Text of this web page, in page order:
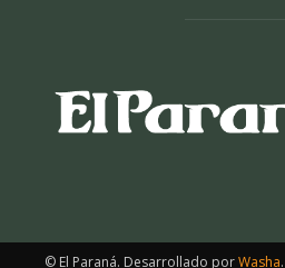
© El Paraná. Desarrollado porWasha.